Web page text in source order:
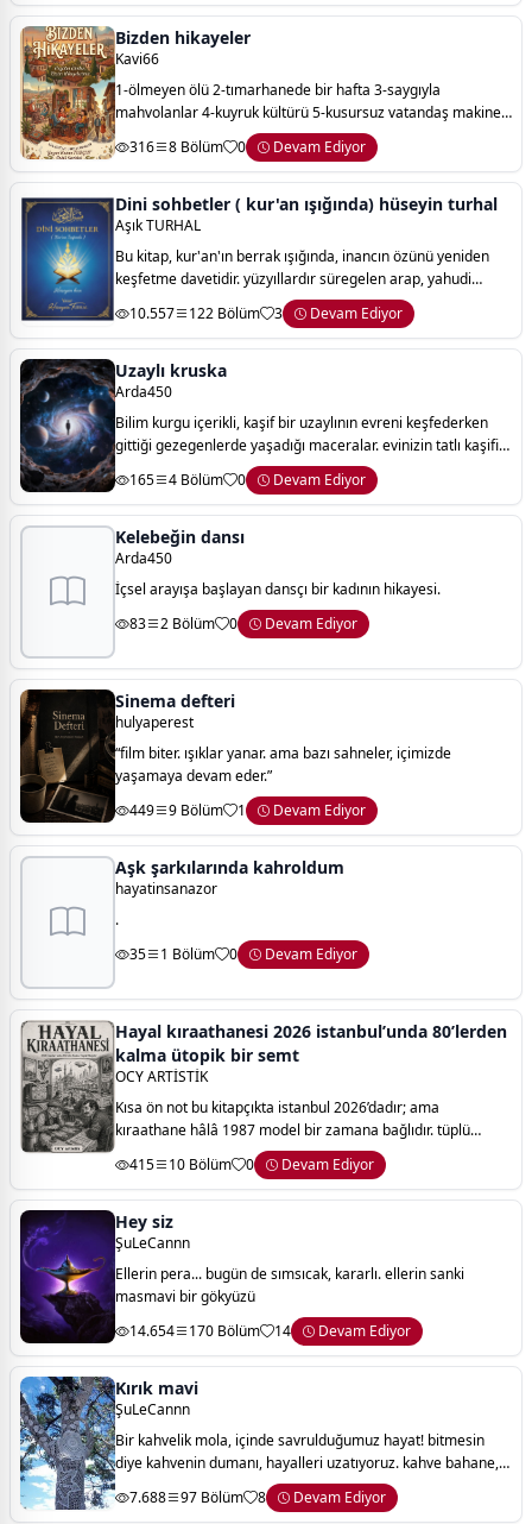
Bizden hikayeler
Kavi66
1-ölmeyen ölü 2-tımarhanede bir hafta 3-saygıyla
mahvolanlar 4-kuyruk kültürü 5-kusursuz vatandaş makinesi
6-kelimelerle yaşama kılavuzu 7-turşucu hurşit 8-yaşamanın
kuralı
316 8 Bölüm 0 Devam Ediyor
Dini sohbetler ( kur'an ışığında) hüseyin turhal
Aşık TURHAL
Bu kitap, kur'an'ın berrak ışığında, inancın özünü yeniden
keşfetme davetidir. yüzyıllardır süregelen arap, yahudi
gelenekleri ve mitolojik rivayetlerle perdelenmiş olan
gerçek dini, akıl ve sorgulam
10.557 122 Bölüm 3 Devam Ediyor
Uzaylı kruska
Arda450
Bilim kurgu içerikli, kaşif bir uzaylının evreni keşfederken
gittiği gezegenlerde yaşadığı maceralar. evinizin tatlı kaşifi
maceralarıyla karşınızda:)
165 4 Bölüm 0 Devam Ediyor
Kelebeğin dansı
Arda450
İçsel arayışa başlayan dansçı bir kadının hikayesi.
83
2 Bölüm 0 Devam Ediyor
Sinema defteri
hulyaperest
“film biter. ışıklar yanar. ama bazı sahneler, içimizde
yaşamaya devam eder.”
449
9 Bölüm 1 Devam Ediyor
Aşk şarkılarında kahroldum
hayatinsanazor
.
35
1 Bölüm 0 Devam Ediyor
Hayal kıraathanesi 2026 istanbul’unda 80’lerden
kalma ütopik bir semt
OCY ARTİSTİK
Kısa ön not bu kitapçıkta istanbul 2026’dadır; ama
kıraathane hâlâ 1987 model bir zamana bağlıdır. tüplü
televizyon güncel haber verir, dantel örtü geleceği örter, çay
bardağı ise memleketin bütün
415 10 Bölüm 0 Devam Ediyor
Hey siz
ŞuLeCannn
Ellerin pera... bugün de sımsıcak, kararlı. ellerin sanki
masmavi bir gökyüzü
14.654
170 Bölüm 14 Devam Ediyor
Kırık mavi
ŞuLeCannn
Bir kahvelik mola, içinde savrulduğumuz hayat! bitmesin
diye kahvenin dumanı, hayalleri uzatıyoruz. kahve bahane,
yüzyıllardır hep aynı şeyi arıyoruz. 'sevgi tekrar ediyor
yüreğimizde... kahve tad
7.688 97 Bölüm 8 Devam Ediyor